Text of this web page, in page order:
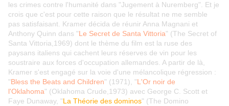
les crimes contre l'humanité dans "Jugement à Nuremberg". Et je
crois que c'est pour cette raison que le résultat ne me semble
pas satisfaisant. Kramer décida de réunir Anna Magnani et
Anthony Quinn dans "Le Secret de Santa Vittoria" (The Secret of
Santa Vittoria,1969) dont le thème du film est la ruse des
paysans italiens qui cachent leurs réserves de vin pour les
soustraire aux forces d'occupation allemandes. A partir de là,
Kramer s'est engagé sur la voie d'une mélancolique régression :
"Bless the Beats and Children" (1971), "L'Or noir de
l'Oklahoma" (Oklahoma Crude,1973) avec George C. Scott et
Faye Dunaway, "La Théorie des dominos" (The Domino